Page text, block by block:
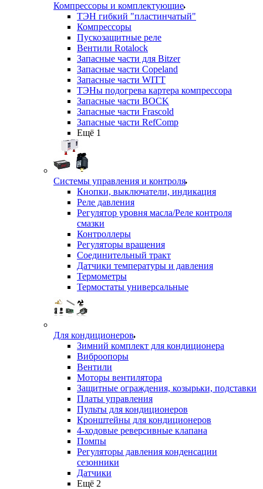
Компрессоры и комплектующие
ТЭН гибкий "пластинчатый"
Компрессоры
Пускозащитные реле
Вентили Rotalock
Запасные части для Bitzer
Запасные части Copeland
Запасные части WITT
ТЭНы подогрева картера компрессора
Запасные части BOCK
Запасные части Frascold
Запасные части RefComp
Ещё 1
Системы управления и контроля
Кнопки, выключатели, индикация
Реле давления
Регулятор уровня масла/Реле контроля
смазки
Контроллеры
Регуляторы вращения
Соединительный тракт
Датчики температуры и давления
Термометры
Термостаты универсальные
Для кондиционеров
Зимний комплект для кондиционера
Виброопоры
Вентили
Моторы вентилятора
Защитные ограждения, козырьки, подставки
Платы управления
Пульты для кондиционеров
Кронштейны для кондиционеров
4-ходовые реверсивные клапана
Помпы
Регуляторы давления конденсации
сезонники
Датчики
Ещё 2